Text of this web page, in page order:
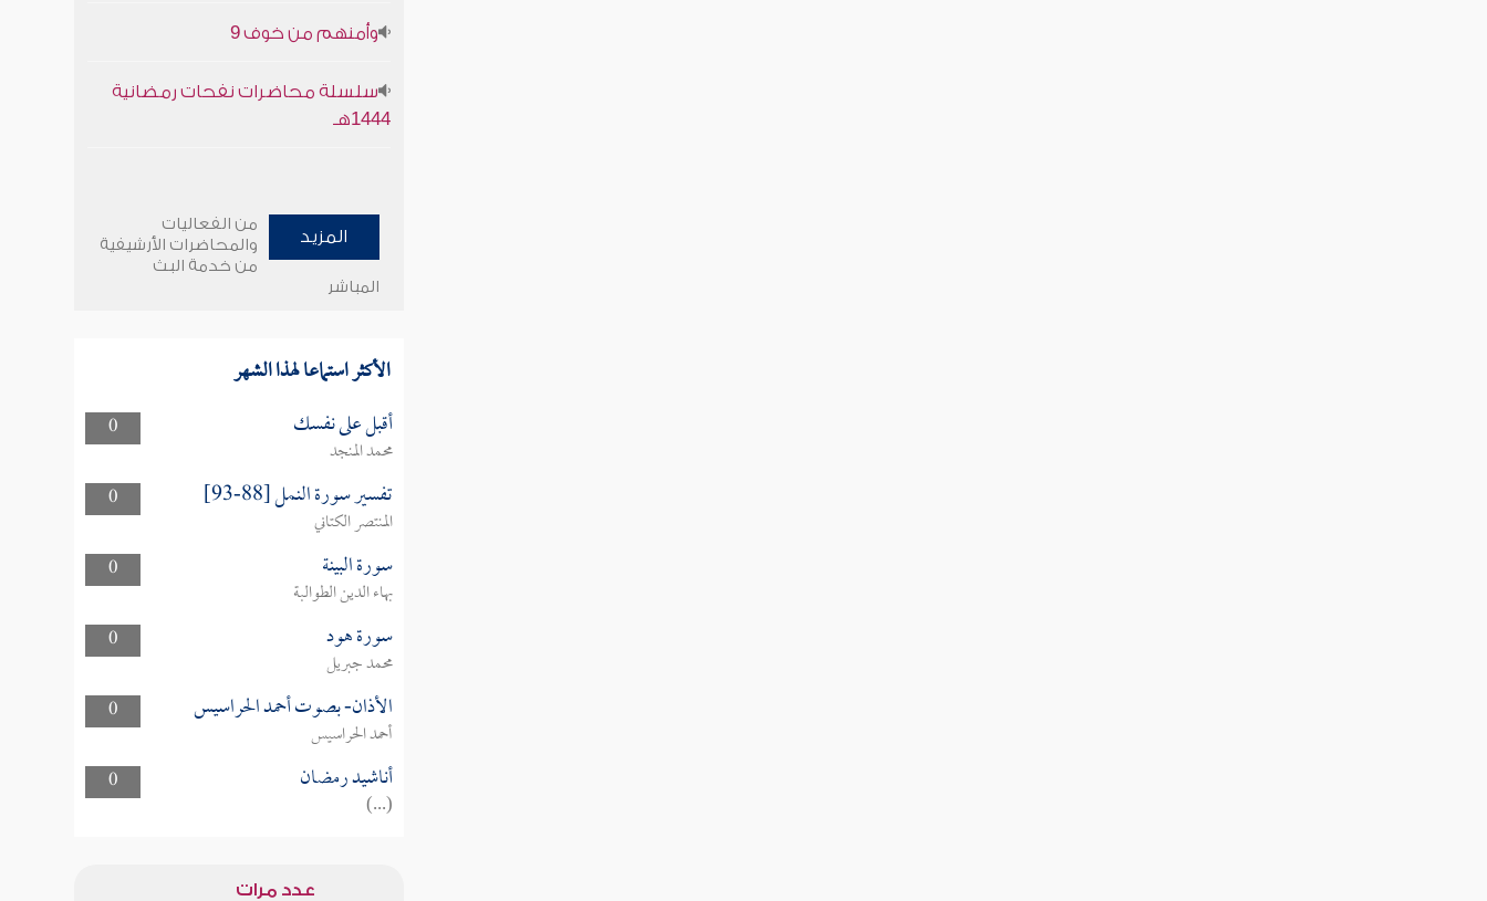
وأمنهم من خوف 9
سلسلة محاضرات نفحات رمضانية
1444هـ
المزيد
من الفعاليات
والمحاضرات الأرشيفية
من خدمة البث
المباشر
الأكثر استماعا لهذا الشهر
0 أقبل على نفسك
محمد المنجد
0
تفسير سورة النمل [88-93]
المنتصر الكتاني
0
سورة البينة
بهاء الدين الطوالبة
0
سورة هود
محمد جبريل
0
الأذان- بصوت أحمد الحراسيس
أحمد الحراسيس
0
أناشيد رمضان
(...)
عدد مرات